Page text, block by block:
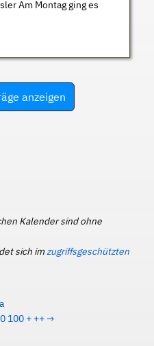
Am Montag ging es
anzeigen
Kalender sind ohne
sich imzugriffsgeschützten
100 + ++→